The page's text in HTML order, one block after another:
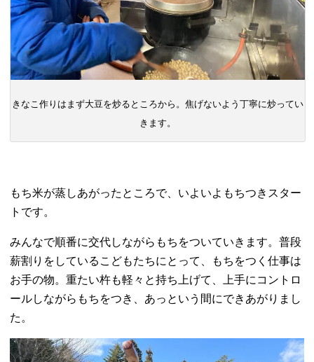
きなこ作りはまず大豆を炒るところから。焦げないよう丁寧に炒ってい
きます。
もち米が蒸しあがったところで、いよいよもちつきスター
トです。
みんなで順番に交代しながらもちをついていきます。普段
薪割りをしているこどもたちにとって、もちをつく仕事は
お手の物。重たい杵も軽々と持ち上げて、上手にコントロ
ールしながらもちをつき、 あっという間にできあがりまし
た。